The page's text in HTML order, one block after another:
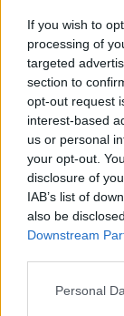
If you wish to
processing of
targeted
section to
opt-out request
interest-based
us or personal
your opt-out.
disclosure of
IAB’s list of
also be
Downstream
Personal
Wer braucht schon